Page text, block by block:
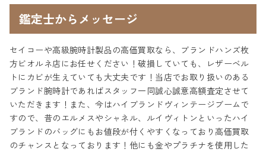
鑑定士からメッセージ
セイコーや高級腕時計製品の高価買取なら、ブランドハンズ枚
方ビオルネ店にお任せください！破損していても、レザーベル
トにカビが生えていても大丈夫です！当店でお取り扱いのある
ブランド腕時計であればスタッフ一同誠心誠意高額査定させて
いただきます！また、今はハイブランドヴィンテージブームで
すので、昔のエルメスやシャネル、ルイヴィトンといったハイ
ブランドのバッグにもお値段が付くやすくなっており高価買取
のチャンスとなっております！他にも金やプラチナを使用した